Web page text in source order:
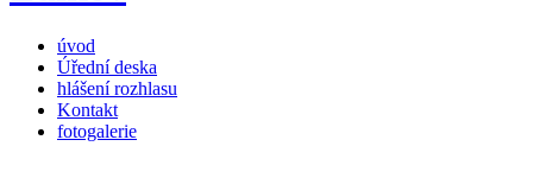
úvod
Úřední deska
hlášení rozhlasu
Kontakt
fotogalerie